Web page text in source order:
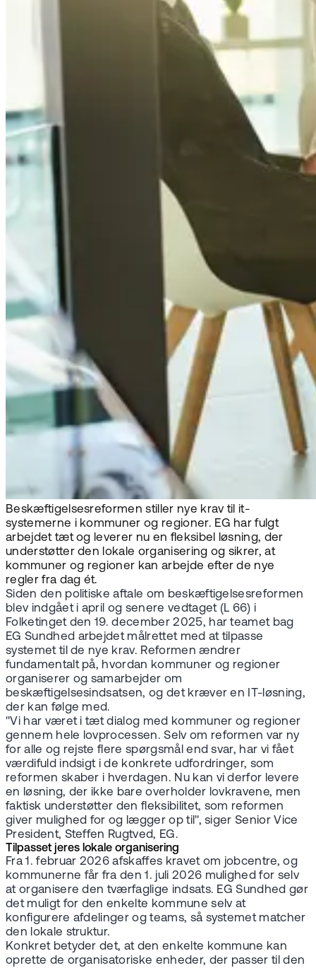
Beskæftigelsesreformen stiller nye krav til it-
systemerne i kommuner og regioner. EG har fulgt
arbejdet tæt og leverer nu en fleksibel løsning, der
understøtter den lokale organisering og sikrer, at
kommuner og regioner kan arbejde efter de nye
regler fra dag ét.
Siden den politiske aftale om beskæftigelsesreformen
blev indgået i april og senere vedtaget (L 66) i
Folketinget den 19. december 2025, har teamet bag
EG Sundhed arbejdet målrettet med at tilpasse
systemet til de nye krav. Reformen ændrer
fundamentalt på, hvordan kommuner og regioner
organiserer og samarbejder om
beskæftigelsesindsatsen, og det kræver en IT-løsning,
der kan følge med.
"Vi har været i tæt dialog med kommuner og regioner
gennem hele lovprocessen. Selv om reformen var ny
for alle og rejste flere spørgsmål end svar, har vi fået
værdifuld indsigt i de konkrete udfordringer, som
reformen skaber i hverdagen. Nu kan vi derfor levere
en løsning, der ikke bare overholder lovkravene, men
faktisk understøtter den fleksibilitet, som reformen
giver mulighed for og lægger op til", siger Senior Vice
President, Steffen Rugtved, EG.
Tilpasset jeres lokale organisering
Fra 1. februar 2026 afskaffes kravet om jobcentre, og
kommunerne får fra den 1. juli 2026 mulighed for selv
at organisere den tværfaglige indsats. EG Sundhed gør
det muligt for den enkelte kommune selv at
konfigurere afdelinger og teams, så systemet matcher
den lokale struktur.
Konkret betyder det, at den enkelte kommune kan
oprette de organisatoriske enheder, der passer til den